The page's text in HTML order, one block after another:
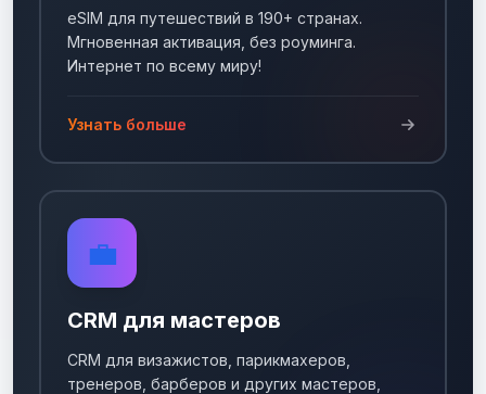
eSIM для путешествий в 190+ странах.
Мгновенная активация, без роуминга.
Интернет по всему миру!
Узнать больше
💼
CRM для мастеров
CRM для визажистов, парикмахеров,
тренеров, барберов и других мастеров,